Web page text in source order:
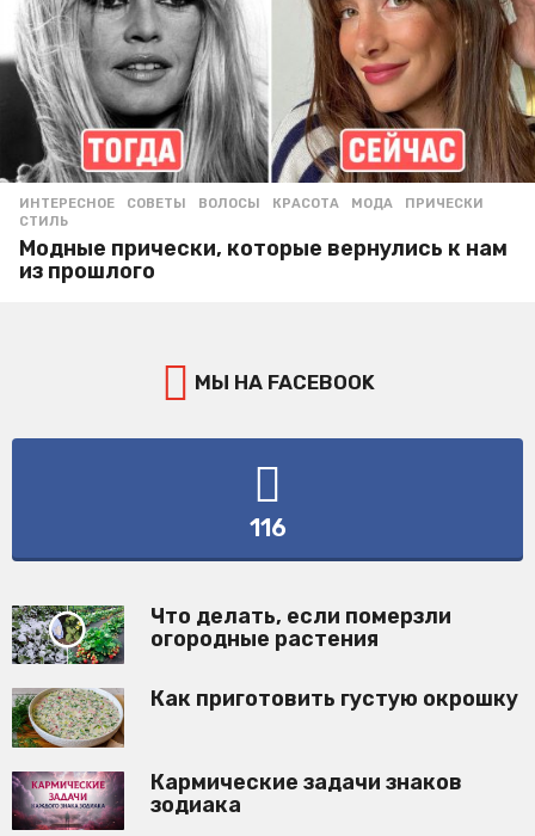
ИНТЕРЕСНОЕ ,СОВЕТЫ ВОЛОСЫ ,КРАСОТА ,МОДА ,ПРИЧЕСКИ
СТИЛЬ
Модные прически, которые вернулись к нам
из прошлого
МЫ НА FACEBOOK
116
Что делать, если померзли
огородные растения
Как приготовить густую окрошку
Кармические задачи знаков
зодиака